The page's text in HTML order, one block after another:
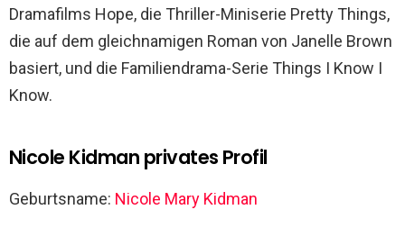
Dramafilms Hope, die Thriller-Miniserie Pretty Things,
die auf dem gleichnamigen Roman von Janelle Brown
basiert, und die Familiendrama-Serie Things I Know I
Know.
Nicole Kidman privates Profil
Geburtsname: Nicole Mary Kidman